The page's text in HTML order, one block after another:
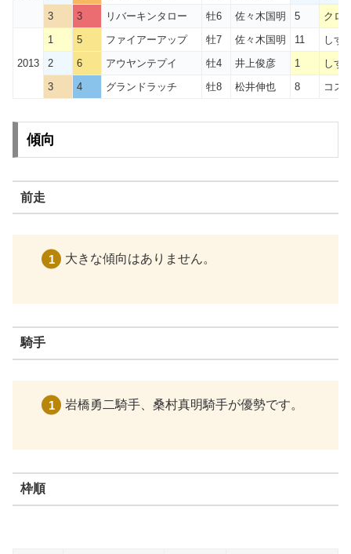
3
3 リバーキンタロー 牡6 佐々木国明 5 クロ
2013
1 5 ファイアーアップ 牡7 佐々木国明 11
しず
2
6 アウヤンテプイ 牡4 井上俊彦 1
しず
3
4 グランドラッチ 牡8 松井伸也 8 コス
傾向
前走
大きな傾向はありません。
騎手
岩橋勇二騎手、桑村真明騎手が優勢です。
枠順